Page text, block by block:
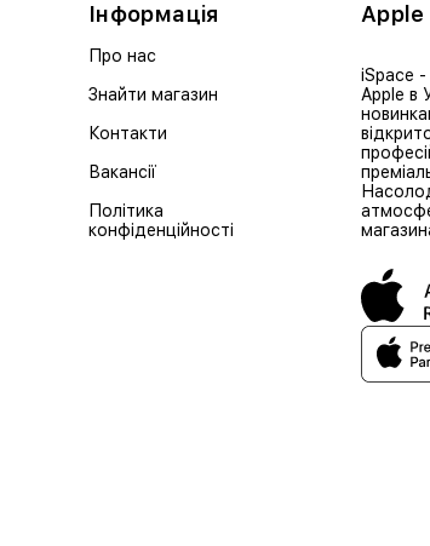
Інформація
Про нас
Знайти магазин
Контакти
Вакансії
Політика
конфіденційності
iSpace -
Apple в